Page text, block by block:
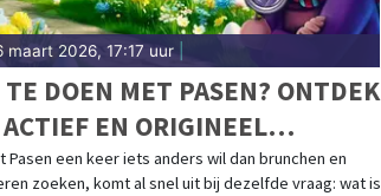
maart 2026, 17:17 uur|
TE DOEN MET PASEN? ONTDEK
EN ORIGINEEL
Pasen een keer iets anders wil dan brunchen en
zoeken, komt al snel uit bij dezelfde vraag: wat is